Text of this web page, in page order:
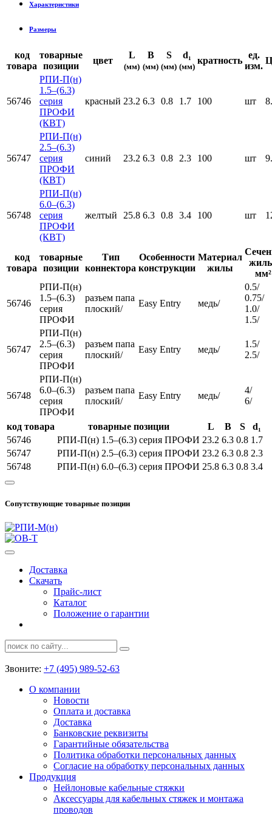
Характеристики
Размеры
код
товара
товарные
позиции
цвет
L
(мм)
B
(мм)
S
(мм)
d₁
(мм)
кратность
ед.
изм.
56746
РПИ-П(н)
1.5–(6.3)
серия
ПРОФИ
(КВТ)
красный 23.2 6.3 0.8 1.7 100 шт
56747
РПИ-П(н)
2.5–(6.3)
серия
ПРОФИ
(КВТ)
синий 23.2 6.3 0.8 2.3 100 шт
56748
РПИ-П(н)
6.0–(6.3)
серия
ПРОФИ
(КВТ)
желтый 25.8 6.3 0.8 3.4 100 шт
код
товара
товарные
позиции
Тип
коннектора
Особенности
конструкции
Материал
жилы
мм²
56746
РПИ-П(н)
1.5–(6.3)
серия
ПРОФИ
разъем папа
плоский/
Easy Entry медь/
0.5/
0.75/
1.0/
1.5/
56747
РПИ-П(н)
2.5–(6.3)
серия
ПРОФИ
разъем папа
плоский/
Easy Entry медь/
1.5/
2.5/
56748
РПИ-П(н)
6.0–(6.3)
серия
ПРОФИ
разъем папа
плоский/
Easy Entry медь/
4/
6/
код товара товарные позиции L B S
d₁
56746
РПИ-П(н) 1.5–(6.3) серия ПРОФИ 23.2 6.3 0.8 1.7
56747
РПИ-П(н) 2.5–(6.3) серия ПРОФИ 23.2 6.3 0.8 2.3
56748
РПИ-П(н) 6.0–(6.3) серия ПРОФИ 25.8 6.3 0.8 3.4
Сопутствующие товарные позиции
Доставка
Скачать
Прайс-лист
Каталог
Положение о гарантии
Звоните: +7 (495) 989-52-63
О компании
Новости
Оплата и доставка
Доставка
Банковские реквизиты
Гарантийные обязательства
Политика обработки персональных данных
Согласие на обработку персональных данных
Продукция
Нейлоновые кабельные стяжки
Аксессуары для кабельных стяжек и монтажа
проводов